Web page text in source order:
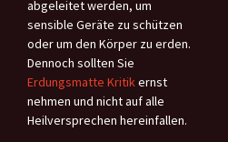
abgeleitet werden, um
sensible Geräte zu schützen
oder um den Körper zu erden.
Dennoch sollten Sie
Erdungsmatte Kritikernst
nehmen und nicht auf alle
Heilversprechen hereinfallen.